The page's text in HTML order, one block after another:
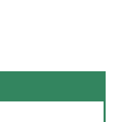
Hasat